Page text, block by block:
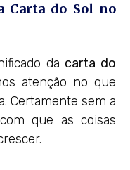
Carta do Sol no
da carta do
atenção no que
Certamente sem a
que as coisas